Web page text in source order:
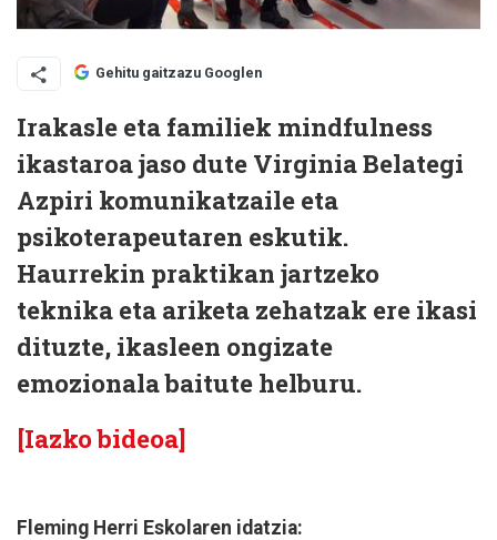
Gehitu gaitzazu Googlen
Irakasle eta familiek mindfulness
ikastaroa jaso dute Virginia Belategi
Azpiri komunikatzaile eta
psikoterapeutaren eskutik.
Haurrekin praktikan jartzeko
teknika eta ariketa zehatzak ere ikasi
dituzte, ikasleen ongizate
emozionala baitute helburu.
[Iazko bideoa]
Fleming Herri Eskolaren idatzia: